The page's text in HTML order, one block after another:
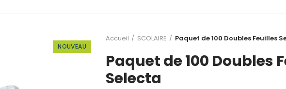
NOUVEAU
Accueil SCOLAIRE Paquet de 100 Doubles Feuilles
Paquet de 100 Doubles
Selecta